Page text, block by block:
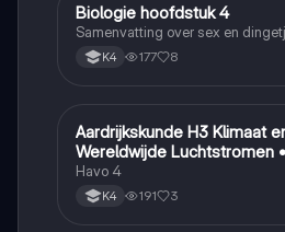
Biologie
Biologie hoofdstuk 4
Samenvatting over sex en
K4 177 8
Aardrijkskunde
Aardrijkskunde H3 Klimaat
Wereldwijde Luchtstromen
Havo 4
K4 191 3